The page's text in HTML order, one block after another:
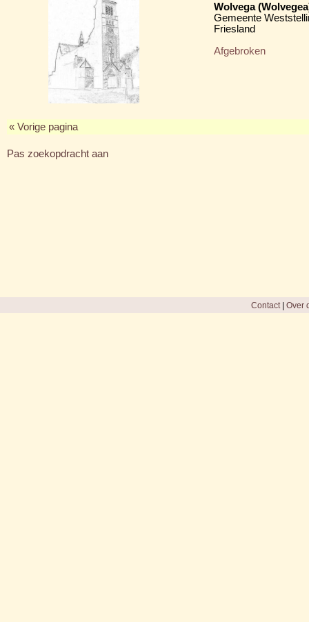
Wolvega
Gemeente
Friesland
Afgebroken
« Vorige pagina
Pas zoekopdracht aan
Contact| Over